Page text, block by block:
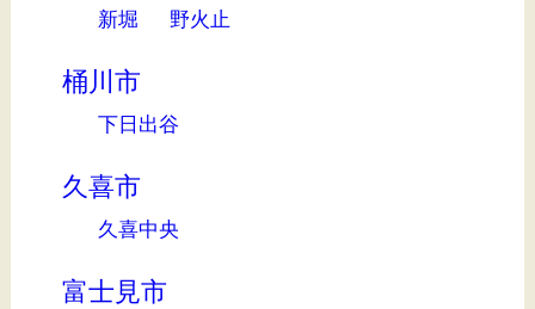
新堀 野火止
桶川市
下日出谷
久喜市
久喜中央
富士見市